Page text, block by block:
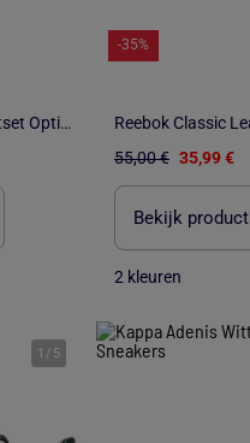
Le Coq Sportif Courtset Optical Witte Sneakers voor Jongens
-35%
55,00 € 35,99 €
Bekijk product
2 kleuren
1 / 5